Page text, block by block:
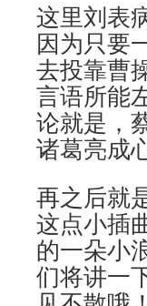
这里刘表
因为只要
去投靠曹
言语所能
论就是，
诸葛亮成
再之后就
这点小插
的一朵小
们将讲一